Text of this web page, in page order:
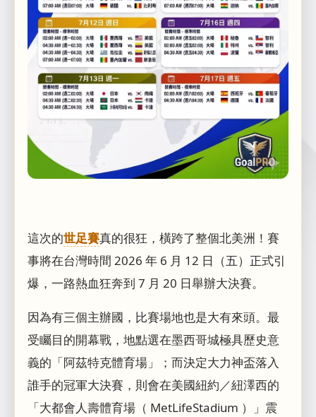
這次的世足賽真的很狂，橫跨了整個北美洲！賽
事將在台灣時間 2026 年 6 月 12 日（五）正式引
爆，一路熱血狂奔到 7 月 20 日舉辦大決賽。
因為有三個主辦國，比賽場地也是大有來頭。最
受矚目的開幕戰，地點選在墨西哥城極具歷史意
義的「阿茲特克體育場」；而決定大力神盃落入
誰手的冠軍大決賽，則會在美國紐約／紐澤西的
「大都會人壽體育場（ MetLifeStadium ）」震